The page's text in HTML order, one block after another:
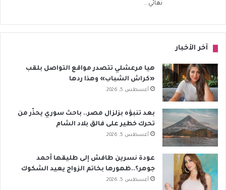
نهائي...
آخر الأخبار
هيا مرعشلي تتصدر مواقع التواصل بلقب
«كراش الشباب» وهذا ردها
أغسطس 5, 2026
بعد تنبؤه بزلزال مصر.. باحث سوري يحذّر من
تحرك خطير على فالق بلاد الشام
أغسطس 5, 2026
عودة نسرين طافش إلى طليقها أحمد
جوهر؟..ظهورها بخاتم الزواج يعيد الشكوك
أغسطس 5, 2026